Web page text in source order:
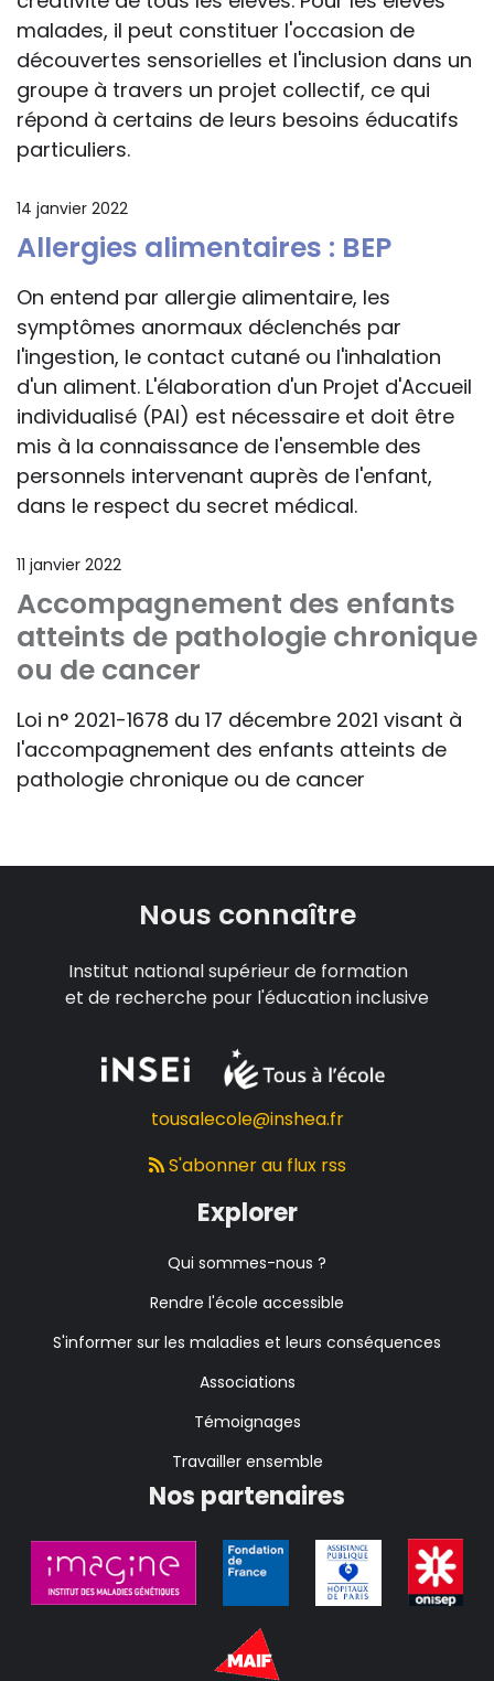
malades, il peut constituer l'occasion de
découvertes sensorielles et l'inclusion dans un
groupe à travers un projet collectif, ce qui
répond à certains de leurs besoins éducatifs
particuliers.
14 janvier 2022
Allergies alimentaires : BEP
On entend par allergie alimentaire, les
symptômes anormaux déclenchés par
l'ingestion, le contact cutané ou l'inhalation
d'un aliment. L'élaboration d'un Projet d'Accueil
individualisé (PAI) est nécessaire et doit être
mis à la connaissance de l'ensemble des
personnels intervenant auprès de l'enfant,
dans le respect du secret médical.
11 janvier 2022
Accompagnement des enfants
atteints de pathologie chronique
ou de cancer
Loi n° 2021-1678 du 17 décembre 2021 visant à
l'accompagnement des enfants atteints de
pathologie chronique ou de cancer
Nous connaître
Institut national supérieur de formation
et de recherche pour l'éducation inclusive
tousalecole@inshea.fr
S'abonner au flux rss
Explorer
Qui sommes-nous ?
Rendre l'école accessible
S'informer sur les maladies et leurs conséquences
Associations
Témoignages
Travailler ensemble
Nos partenaires